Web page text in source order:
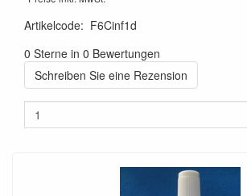
Artikelcode: F6Cinf1d
0 Sterne in 0 Bewertungen
Schreiben Sie eine Rezension